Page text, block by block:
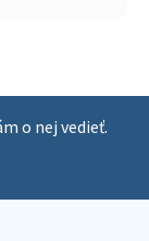
o nej vedieť.